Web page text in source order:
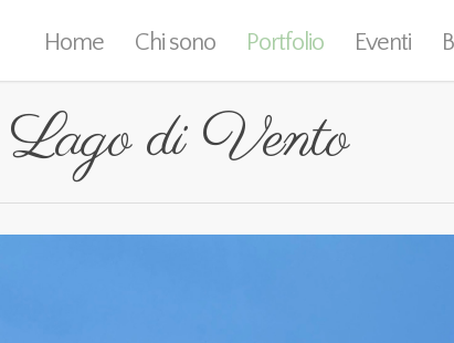
Home Chi sono Portfolio Eventi
Lago di Vento